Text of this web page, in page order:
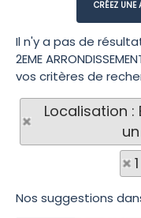
Il n'y a pas de
2EME
vos critères de
Localisation
Nos suggestions